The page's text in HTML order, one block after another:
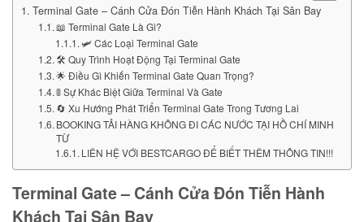
Terminal Gate – Cánh Cửa Đón Tiễn Hành Khách Tại Sân Bay
📖 Terminal Gate Là Gì?
🛩️ Các Loại Terminal Gate
🛠️ Quy Trình Hoạt Động Tại Terminal Gate
🌟 Điều Gì Khiến Terminal Gate Quan Trọng?
🚦 Sự Khác Biệt Giữa Terminal Và Gate
🔄 Xu Hướng Phát Triển Terminal Gate Trong Tương Lai
BOOKING TẢI HÀNG KHÔNG ĐI CÁC NƯỚC TẠI HỒ CHÍ MINH
TỪ
LIÊN HỆ VỚI BESTCARGO ĐỂ BIẾT THÊM THÔNG TIN!!!
Terminal Gate – Cánh Cửa Đón Tiễn Hành
Khách Tại Sân Bay